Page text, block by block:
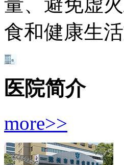
食和健康生
医院简介
more>>